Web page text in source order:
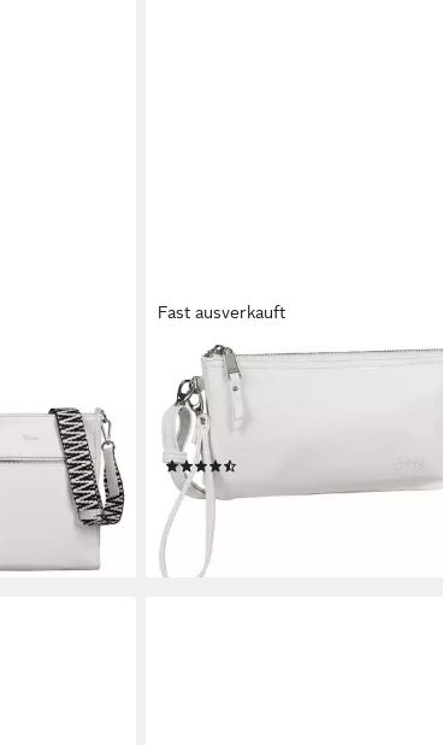
und
bei dir
Fast ausverkauft
GABOR
Abendtasche Emmy, aus weichem
Lederimitat als praktisch lässige "Bag
in Bag" tragbar
49,99 €
lieferbar - in 1-2 Werktagen bei dir